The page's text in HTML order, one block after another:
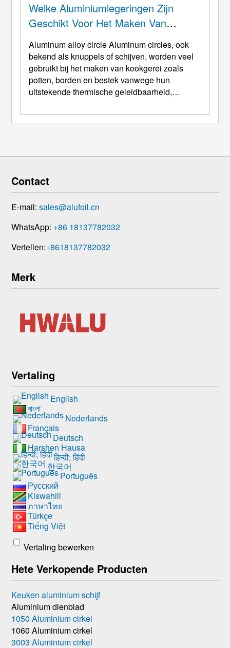
Welke Aluminiumlegeringen Zijn
Geschikt Voor Het Maken Van
Aluminium Keukencirkels?
Aluminum alloy circle Aluminum circles, ook
bekend als knuppels of schijven, worden veel
gebruikt bij het maken van kookgerei zoals
potten, borden en bestek vanwege hun
uitstekende thermische geleidbaarheid,
van de aluminiumlegering voor aluminium
keukencirkels hangt af van de specifieke eisen
Contact
E-mail:sales@alufoil.cn
WhatsApp: +86 18137782032
Vertellen:+8618137782032
Merk
Vertaling
English
বাংলা
Nederlands
Français
Deutsch
Harshen Hausa
हिन्दी; हिंदी
한국어
Português
Русский
Kiswahili
ภาษาไทย
Türkçe
Tiếng Việt
Vertaling bewerken
Hete Verkopende Producten
Keuken aluminium schijf
Aluminium dienblad
1050 Aluminium cirkel
1060 Aluminium cirkel
3003 Aluminium cirkel